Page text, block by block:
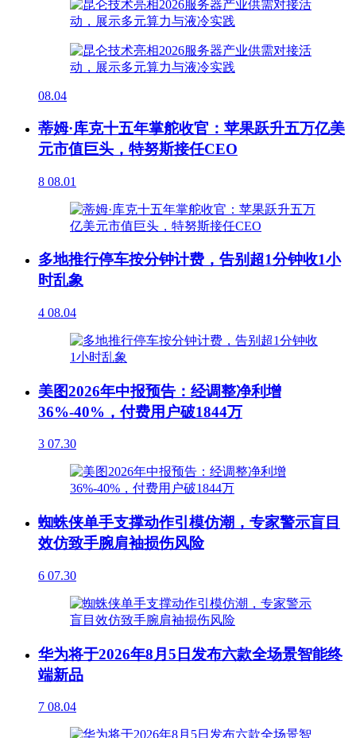
08.04
蒂姆·库克十五年掌舵收官：苹果跃升五万亿美
元市值巨头，特努斯接任CEO
8 08.01
多地推行停车按分钟计费，告别超1分钟收1小
时乱象
4 08.04
美图2026年中报预告：经调整净利增
36%-40%，付费用户破1844万
3 07.30
蜘蛛侠单手支撑动作引模仿潮，专家警示盲目
效仿致手腕肩袖损伤风险
6 07.30
华为将于2026年8月5日发布六款全场景智能终
端新品
7 08.04